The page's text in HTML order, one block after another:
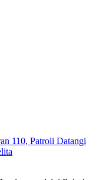
110, Patroli Datangi